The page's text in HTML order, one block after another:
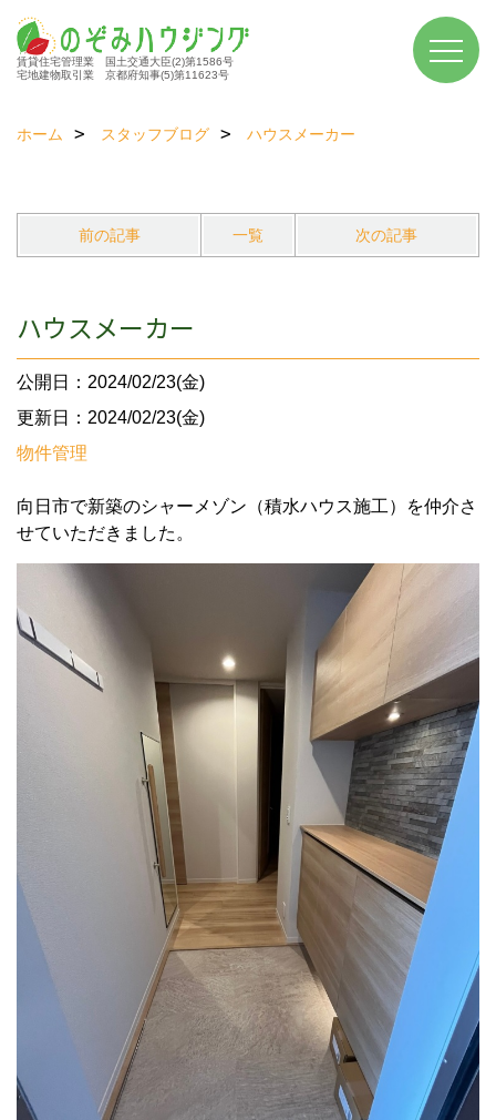
賃貸住宅管理業 国土交通大臣(2)第1586号
宅地建物取引業 京都府知事(5)第11623号
ホーム スタッフブログ ハウスメーカー
前の記事 一覧 次の記事
ハウスメーカー
公開日：2024/02/23(金)
更新日：2024/02/23(金)
物件管理
向日市で新築のシャーメゾン（積水ハウス施工）を仲介さ
せていただきました。